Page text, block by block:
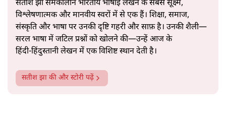
सतीश झा समकालीन भारतीय भाषाई लेखन के सबसे सूक्ष्म,
विश्लेषणात्मक और मानवीय स्वरों में से एक हैं। शिक्षा, समाज,
संस्कृति और भाषा पर उनकी दृष्टि गहरी और साफ़ है। उनकी शैली—
सरल भाषा में जटिल प्रश्नों को खोलने की—उन्हें आज के
हिंदी‑हिंदुस्तानी लेखन में एक विशिष्ट स्थान देती है।
सतीश झा की और स्टोरी पढ़ें